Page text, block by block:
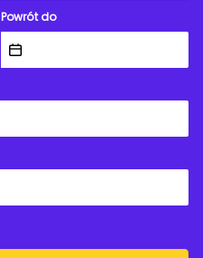
Powrót do